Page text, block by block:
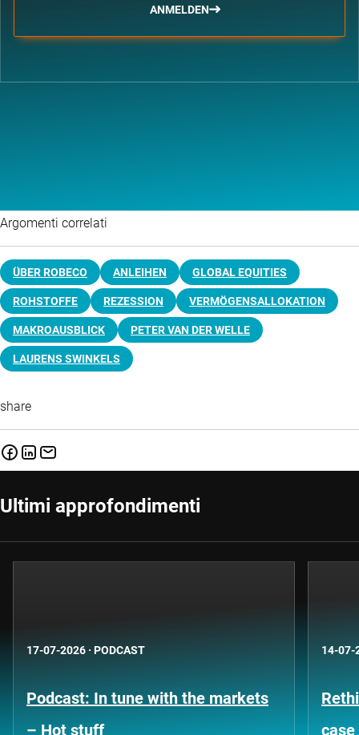
ANMELDEN
Argomenti correlati
ÜBER ROBECO ANLEIHEN GLOBAL EQUITIES
ROHSTOFFE REZESSION VERMÖGENSALLOKATION
MAKROAUSBLICK PETER VAN DER WELLE
LAURENS SWINKELS
share
Ultimi approfondimenti
17-07-2026 · PODCAST
Podcast: In tune with the markets
– Hot stuff
14-07-